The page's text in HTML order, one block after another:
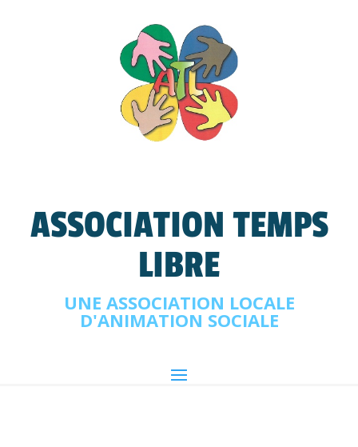
ASSOCIATION TEMPS
LIBRE
UNE ASSOCIATION LOCALE
D'ANIMATION SOCIALE